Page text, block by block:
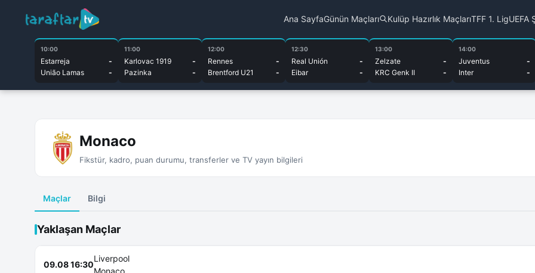
Ana SayfaGünün Maçları Kulüp Hazırlık MaçlarıTFF 1. LigUEFA
10:00
Estarreja
-
União Lamas
-
11:00
Karlovac 1919
-
Pazinka
-
12:00
Rennes
-
Brentford U21
-
12:30
Real Unión
-
Eibar
-
13:00
Zelzate
-
KRC Genk II
-
14:00
Juventus
-
Inter
-
Monaco
Fikstür, kadro, puan durumu, transferler ve TV yayın bilgileri
Maçlar Bilgi
Yaklaşan Maçlar
09.08 16:30
Liverpool
Monaco